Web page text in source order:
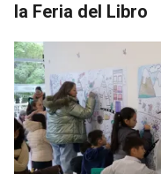
la Feria del Libro